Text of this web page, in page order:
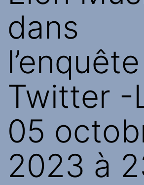
dans
Twitter -
05
2023 à